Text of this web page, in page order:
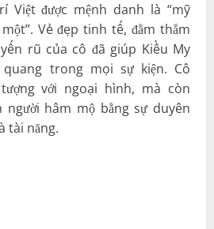
Việt được mệnh danh là “mỹ
Vẻ đẹp tinh tế, đằm thắm
rũ của cô đã giúp Kiều My
trong mọi sự kiện. Cô
với ngoại hình, mà còn
hâm mộ bằng sự duyên
tài năng.